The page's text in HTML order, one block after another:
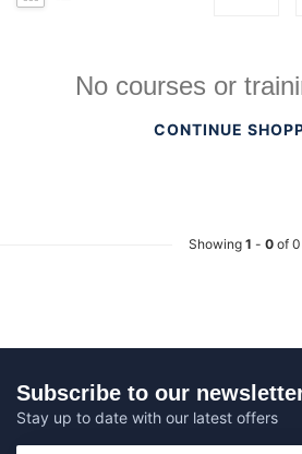
No courses or
CONTINUE
Showing 1 - 0of 0
Subscribe to our
Stay up to date with our latest offers